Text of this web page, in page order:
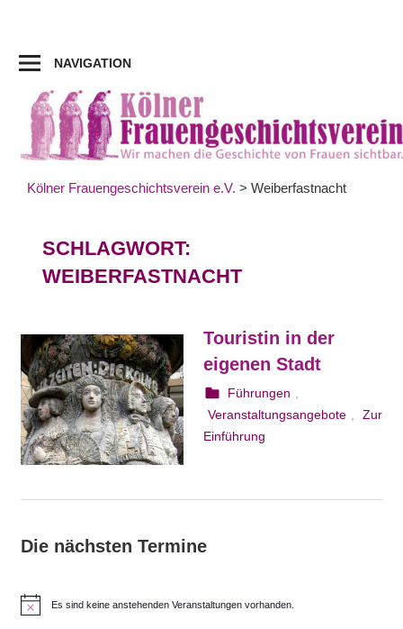
springen
NAVIGATION
Kölner Frauengeschichtsverein e.V. > Weiberfastnacht
SCHLAGWORT:
WEIBERFASTNACHT
Touristin in der
eigenen Stadt
5. August 2023
webmam
Führungen
Veranstaltungsangebote
Zur
Einführung
Die nächsten Termine
Es sind keine anstehenden Veranstaltungen vorhanden.